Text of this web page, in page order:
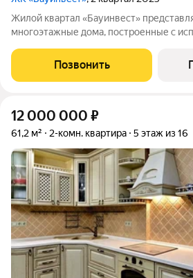
Жилой квартал «Бауинвест»
многоэтажные дома, построенные с
этапе возведения располагаются в
месте города районе стадиона ФК
Позвонить
12 000 000 ₽
61,2 м² 2-комн. квартира 5 этаж из 16